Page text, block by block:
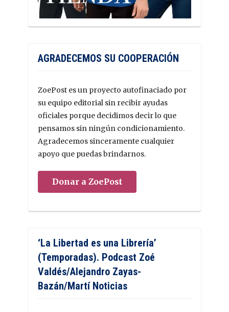
AGRADECEMOS SU COOPERACIÓN
ZoePost es un proyecto autofinaciado por
su equipo editorial sin recibir ayudas
oficiales porque decidimos decir lo que
pensamos sin ningún condicionamiento.
Agradecemos sinceramente cualquier
apoyo que puedas brindarnos.
Donar a ZoePost
‘La Libertad es una Librería’
(Temporadas). Podcast Zoé
Valdés/Alejandro Zayas-
Bazán/Martí Noticias